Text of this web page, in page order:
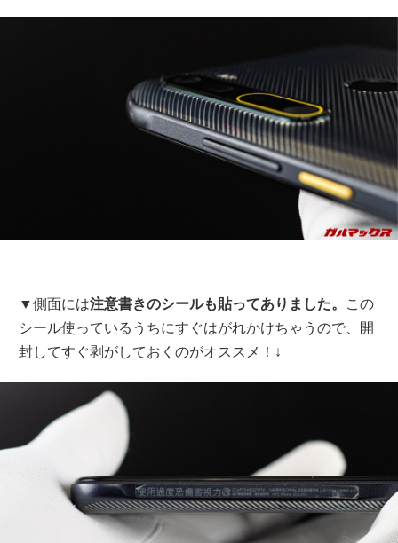
▼側面には注意書きのシールも貼ってありました。 この
シール使っているうちにすぐはがれかけちゃうので、開
封してすぐ剥がしておくのがオススメ！↓